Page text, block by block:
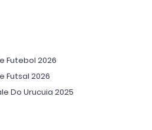
Futebol 2026
Futsal 2026
Do Urucuia 2025